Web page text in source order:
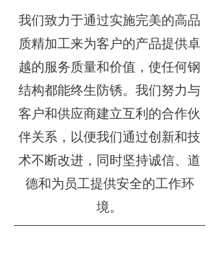
我们致力于通过实施完美的高品
质精加工来为客户的产品提供卓
越的服务质量和价值，使任何钢
结构都能终生防锈。我们努力与
客户和供应商建立互利的合作伙
伴关系，以便我们通过创新和技
术不断改进，同时坚持诚信、道
德和为员工提供安全的工作环
境。